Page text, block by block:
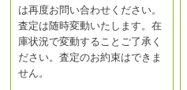
は再度お問い合わせください。
査定は随時変動いたします。在
庫状況で変動することご了承く
ださい。査定のお約束はできま
せん。